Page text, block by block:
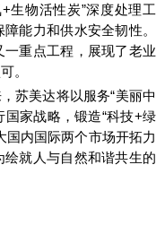
生物活性炭”深度处理工
能力和供水安全韧性。
重点工程，展现了老业
。
苏美达将以服务“美丽中
国家战略，锻造“科技+绿
国内国际两个市场开拓力
就人与自然和谐共生的